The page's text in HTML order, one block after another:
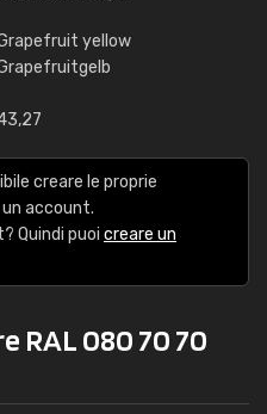
yellow
creare le proprie
un account.
Quindi puoi creare un
RAL 080 70 70